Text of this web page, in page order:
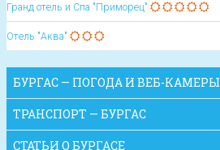
Гранд отель и Спа "Приморец"
Отель "Аква"
БУРГАС — ПОГОДА И ВЕБ-КАМЕРЫ
ТРАНСПОРТ — БУРГАС
СТАТЬИ О БУРГАСЕ